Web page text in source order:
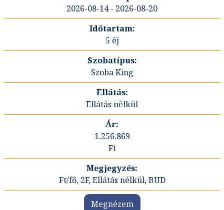
2026-08-14 - 2026-08-20
5 éj
Szoba King
Ellátás nélkül
1.256.869
Ft
Ft/fő, 2F, Ellátás nélkül, BUD
Megnézem